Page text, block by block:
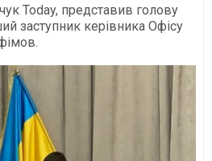
Today, представив голову
заступник керівника Офісу